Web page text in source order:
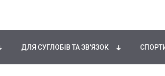
ДЛЯ СУГЛОБІВ ТА ЗВ'ЯЗОК